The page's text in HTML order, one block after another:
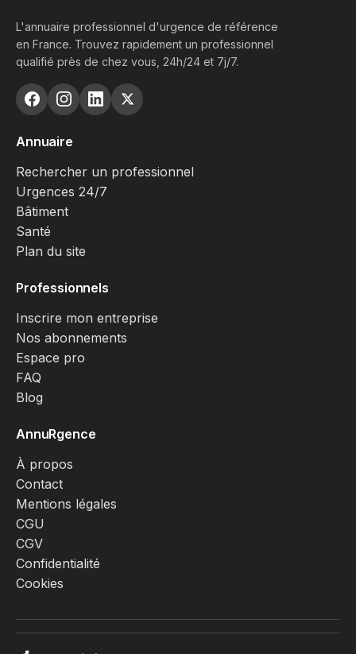
L'annuaire professionnel d'urgence de référence
en France. Trouvez rapidement un professionnel
qualifié près de chez vous, 24h/24 et 7j/7.
Annuaire
Rechercher un professionnel
Urgences 24/7
Bâtiment
Santé
Plan du site
Professionnels
Inscrire mon entreprise
Nos abonnements
Espace pro
FAQ
Blog
AnnuRgence
À propos
Contact
Mentions légales
CGU
CGV
Confidentialité
Cookies